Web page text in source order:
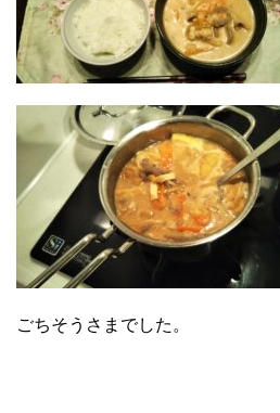
ごちそうさまでした。